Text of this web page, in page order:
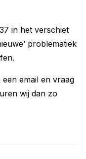
in het verschiet
problematiek
email en vraag
wij dan zo